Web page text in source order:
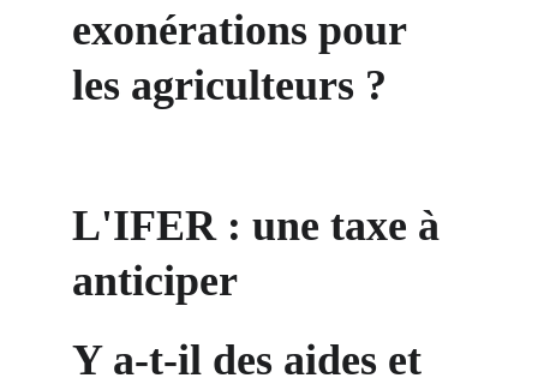
exonérations pour
les agriculteurs ?
L'IFER : une taxe à
anticiper
Y a-t-il des aides et